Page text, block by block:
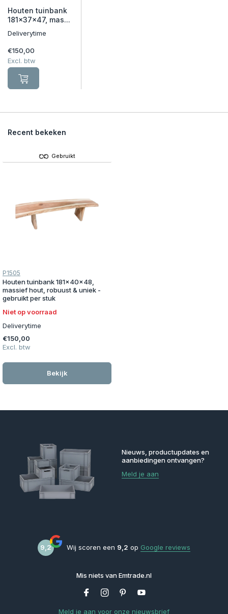
Houten tuinbank
181x37x47, mas...
Deliverytime
€150,00
Excl. btw
Recent bekeken
Gebruikt
P1505
Houten tuinbank 181x40x48,
massief hout, robuust & uniek -
gebruikt per stuk
Niet op voorraad
Deliverytime
€150,00
Excl. btw
Bekijk
Nieuws, productupdates en
aanbiedingen ontvangen?
Meld je aan
9,2 Wij scoren een 9,2 op Google reviews
Mis niets van Emtrade.nl
Meld je aan voor onze nieuwsbrief